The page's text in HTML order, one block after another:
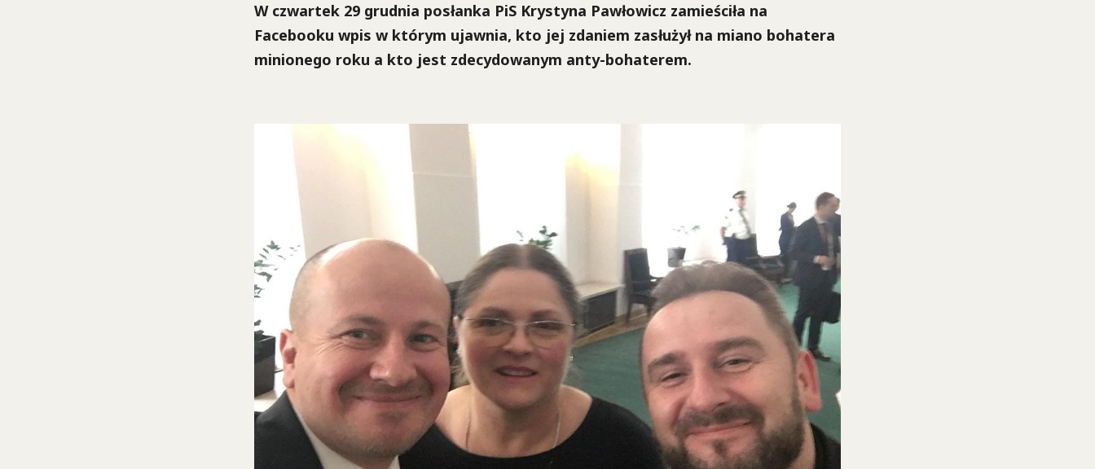
W czwartek 29 grudnia posłanka PiS Krystyna Pawłowicz zamieściła na
Facebooku wpis w którym ujawnia, kto jej zdaniem zasłużył na miano bohatera
minionego roku a kto jest zdecydowanym anty-bohaterem.